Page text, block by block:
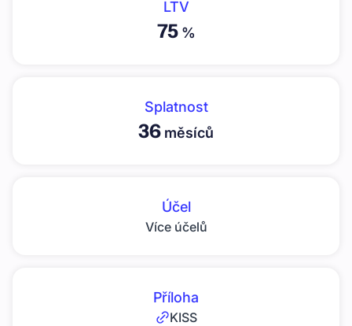
LTV
75%
Splatnost
36 měsíců
Účel
Více účelů
Příloha
KISS